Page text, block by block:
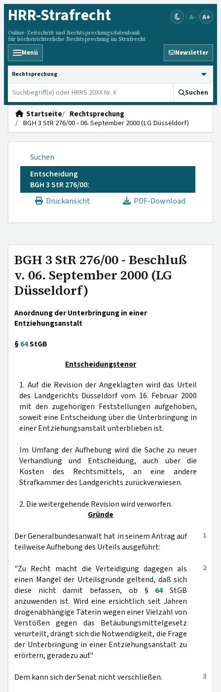
HRR-Strafrecht
Online-Zeitschrift und Rechtsprechungsdatenbank
für höchstrichterliche Rechtsprechung im Strafrecht
A- A+
Menü Newsletter
HRRS durchsuchen
Suchen
Startseite
Rechtsprechung
BGH 3 StR 276/00 - 06. September 2000 (LG Düsseldorf)
Suchen
Entscheidung
BGH 3 StR 276/00:
Druckansicht
PDF-Download
BGH 3 StR 276/00 - Beschluß
v. 06. September 2000 (LG
Düsseldorf)
Anordnung der Unterbringung in einer
Entziehungsanstalt
§64StGB
Entscheidungstenor
1. Auf die Revision der Angeklagten wird das Urteil
des Landgerichts Düsseldorf vom 16. Februar 2000
mit den zugehörigen Feststellungen aufgehoben,
soweit eine Entscheidung über die Unterbringung in
einer Entziehungsanstalt unterblieben ist.
Im Umfang der Aufhebung wird die Sache zu neuer
Verhandlung und Entscheidung, auch über die
Kosten des Rechtsmittels, an eine andere
Strafkammer des Landgerichts zurückverwiesen.
2. Die weitergehende Revision wird verworfen.
Gründe
1
Der Generalbundesanwalt hat in seinem Antrag auf
teilweise Aufhebung des Urteils ausgeführt:
2
"Zu Recht macht die Verteidigung dagegen als
einen Mangel der Urteilsgründe geltend, daß sich
diese nicht damit befassen, ob § 64StGB
anzuwenden ist. Wird eine ersichtlich seit Jahren
drogenabhängige Täterin wegen einer Vielzahl von
Verstößen gegen das Betäubungsmittelgesetz
verurteilt, drängt sich die Notwendigkeit, die Frage
der Unterbringung in einer Entziehungsanstalt zu
erörtern, geradezu auf."
3
Dem kann sich der Senat nicht verschließen.